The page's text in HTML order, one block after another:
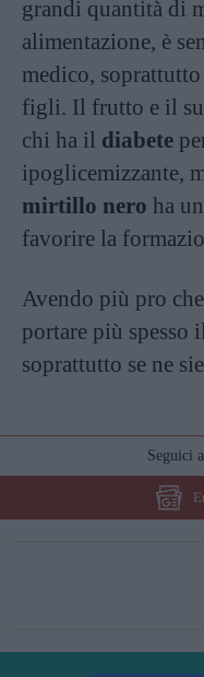
grandi quantità di
alimentazione, è
medico,
figli. Il frutto e il
chi ha il diabete
ipoglicemizzante,
mirtillo nero ha
favorire la
Avendo più pro
portare più spesso
soprattutto se ne
Seguici